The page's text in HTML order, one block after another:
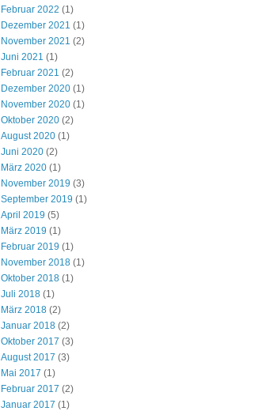
Februar 2022 (1)
Dezember 2021 (1)
November 2021 (2)
Juni 2021 (1)
Februar 2021 (2)
Dezember 2020 (1)
November 2020 (1)
Oktober 2020 (2)
August 2020 (1)
Juni 2020 (2)
März 2020 (1)
November 2019 (3)
September 2019 (1)
April 2019 (5)
März 2019 (1)
Februar 2019 (1)
November 2018 (1)
Oktober 2018 (1)
Juli 2018 (1)
März 2018 (2)
Januar 2018 (2)
Oktober 2017 (3)
August 2017 (3)
Mai 2017 (1)
Februar 2017 (2)
Januar 2017 (1)